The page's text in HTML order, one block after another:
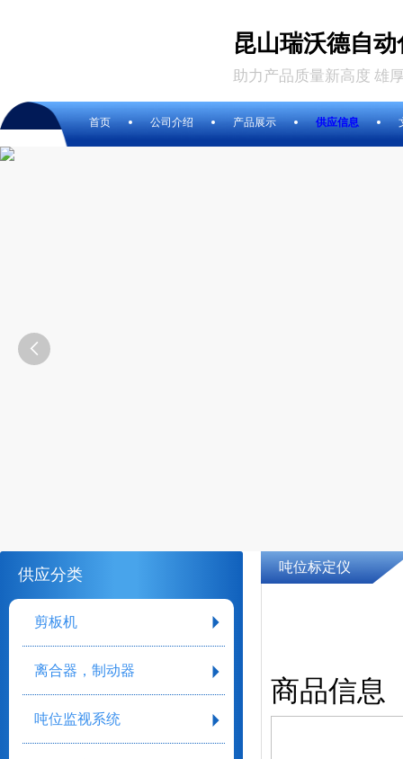
昆山瑞沃德自
助力产品质量新高度 雄
首页 公司介绍 产品展示 供应信息

供应分类
剪板机
离合器，制动器
吨位监视系统
吨位标定仪
商品信息